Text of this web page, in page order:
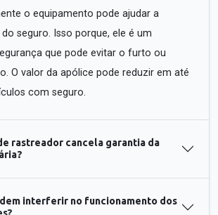
o equipamento pode ajudar a
seguro. Isso porque, ele é um
que pode evitar o furto ou
O valor da apólice pode reduzir em até
com seguro.
rastreador cancela garantia da
interferir no funcionamento dos